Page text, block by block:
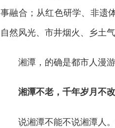
事融合；从红色研学、非遗
自然风光、市井烟火、乡土
湘潭，的确是都市人漫
湘潭不老，千年岁月不改
说湘潭不能不说湘潭人。